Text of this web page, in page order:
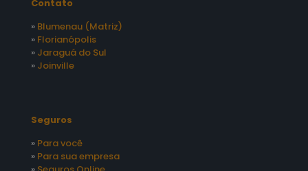
Contato
» Blumenau (Matriz)
» Florianópolis
» Jaraguá do Sul
» Joinville
Seguros
» Para você
» Para sua empresa